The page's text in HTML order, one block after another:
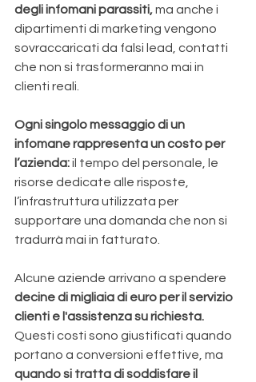
degli infomani parassiti, ma anche i
dipartimenti di marketing vengono
sovraccaricati da falsi lead, contatti
che non si trasformeranno mai in
clienti reali.
Ogni singolo messaggio di un
infomane rappresenta un costo per
l’azienda: il tempo del personale, le
risorse dedicate alle risposte,
l’infrastruttura utilizzata per
supportare una domanda che non si
tradurrà mai in fatturato.
Alcune aziende arrivano a spendere
decine di migliaia di euro per il servizio
clienti e l'assistenza su richiesta.
Questi costi sono giustificati quando
portano a conversioni effettive, ma
quando si tratta di soddisfare il